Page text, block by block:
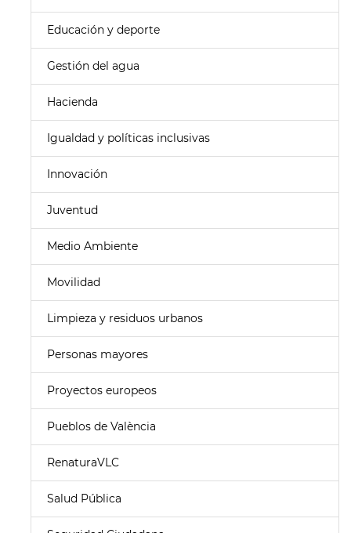
Educación y deporte
Gestión del agua
Hacienda
Igualdad y políticas inclusivas
Innovación
Juventud
Medio Ambiente
Movilidad
Limpieza y residuos urbanos
Personas mayores
Proyectos europeos
Pueblos de València
RenaturaVLC
Salud Pública